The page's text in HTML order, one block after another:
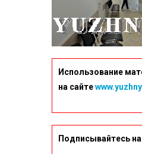
Использование
на сайте
Подписывайтесь